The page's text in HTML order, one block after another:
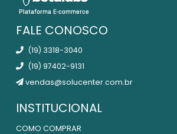
FALE CONOSCO
(19) 3318-3040
(19) 97402-9131
vendas@solucenter.com.br
INSTITUCIONAL
COMO COMPRAR